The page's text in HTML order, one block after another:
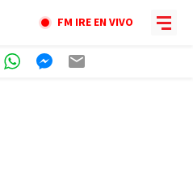
FM IRE EN VIVO